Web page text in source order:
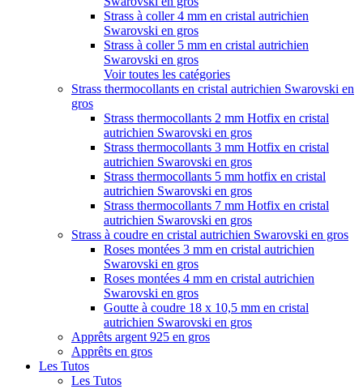
Strass à coller 4 mm en cristal autrichien
Swarovski en gros
Strass à coller 5 mm en cristal autrichien
Swarovski en gros
Voir toutes les catégories
Strass thermocollants en cristal autrichien Swarovski en
gros
Strass thermocollants 2 mm Hotfix en cristal
autrichien Swarovski en gros
Strass thermocollants 3 mm Hotfix en cristal
autrichien Swarovski en gros
Strass thermocollants 5 mm hotfix en cristal
autrichien Swarovski en gros
Strass thermocollants 7 mm Hotfix en cristal
autrichien Swarovski en gros
Strass à coudre en cristal autrichien Swarovski en gros
Roses montées 3 mm en cristal autrichien
Swarovski en gros
Roses montées 4 mm en cristal autrichien
Swarovski en gros
Goutte à coudre 18 x 10,5 mm en cristal
autrichien Swarovski en gros
Apprêts argent 925 en gros
Apprêts en gros
Les Tutos
Les Tutos